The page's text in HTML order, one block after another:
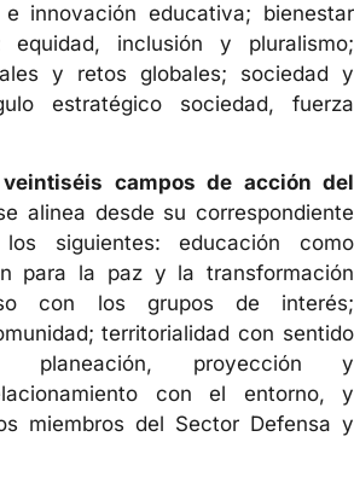
innovación educativa; bienestar
inclusión y pluralismo;
y retos globales; sociedad y
estratégico sociedad, fuerza
campos de acción del
alinea desde su correspondiente
siguientes: educación como
para la paz y la transformación
con los grupos de interés;
territorialidad con sentido
planeación, proyección y
con el entorno, y
miembros del Sector Defensa y